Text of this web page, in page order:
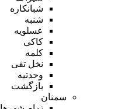
شبانکاره
شنبه
عسلویه
کاکی
کلمه
نخل تقی
وحدتیه
بازگشت
سمنان